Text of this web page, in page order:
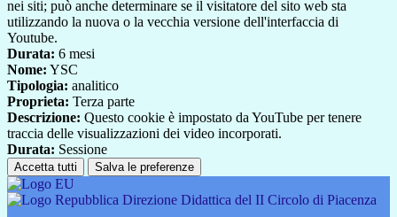
nei siti; può anche determinare se il visitatore del sito web sta
utilizzando la nuova o la vecchia versione dell'interfaccia di
Youtube.
Durata: 6 mesi
Nome: YSC
Tipologia: analitico
Proprieta: Terza parte
Descrizione: Questo cookie è impostato da YouTube per tenere
traccia delle visualizzazioni dei video incorporati.
Durata: Sessione
Accetta tutti Salva le preferenze
Direzione Didattica del II Circolo di Piacenza